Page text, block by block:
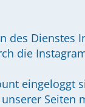
des Dienstes
die
eingeloggt
Seiten